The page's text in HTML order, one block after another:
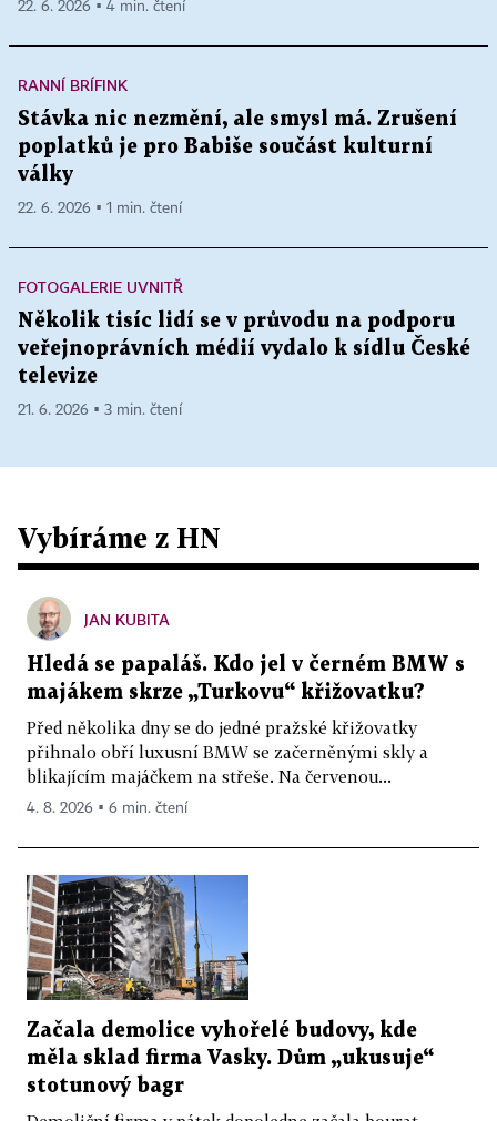
22. 6. 2026 ▪ 4 min. čtení
RANNÍ BRÍFINK
Stávka nic nezmění, ale smysl má. Zrušení
poplatků je pro Babiše součást kulturní
války
22. 6. 2026 ▪ 1 min. čtení
FOTOGALERIE UVNITŘ
Několik tisíc lidí se v průvodu na podporu
veřejnoprávních médií vydalo k sídlu České
televize
21. 6. 2026 ▪ 3 min. čtení
Vybíráme z HN
JAN KUBITA
Hledá se papaláš. Kdo jel v černém BMW s
majákem skrze „Turkovu“ křižovatku?
Před několika dny se do jedné pražské křižovatky
přihnalo obří luxusní BMW se začerněnými skly a
blikajícím majáčkem na střeše. Na červenou...
4. 8. 2026 ▪ 6 min. čtení
Začala demolice vyhořelé budovy, kde
měla sklad firma Vasky. Dům „ukusuje“
stotunový bagr